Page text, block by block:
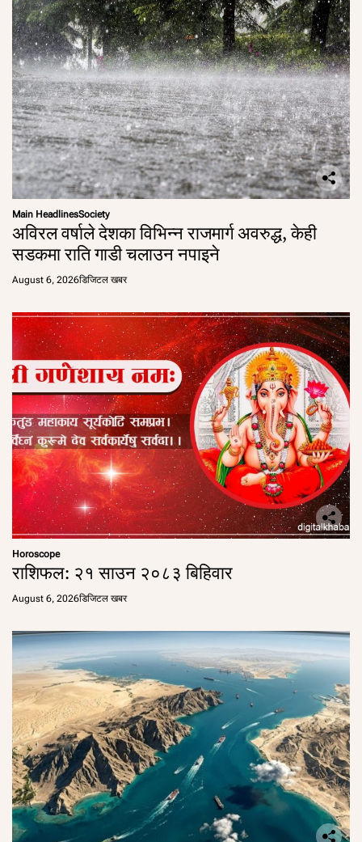
Main HeadlinesSociety
अविरल वर्षाले देशका विभिन्न राजमार्ग अवरुद्ध, केही
सडकमा राति गाडी चलाउन नपाइने
August 6, 2026डिजिटल खबर
Horoscope
राशिफल: २१ साउन २०८३ बिहिवार
August 6, 2026डिजिटल खबर